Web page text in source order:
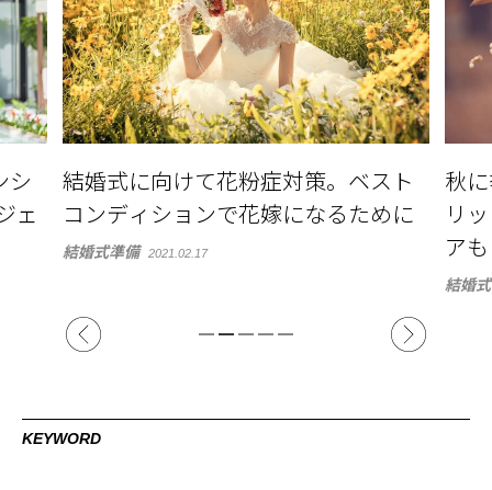
シ
ェ
結婚式に向けて花粉症対策。ベスト
コンディションで花嫁になるために
結婚式準備 2021.02.17
秋
リ
アも
結婚
KEYWORD